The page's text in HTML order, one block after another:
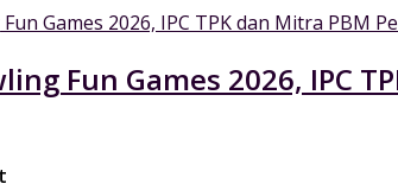
Fun Games 2026, IPC